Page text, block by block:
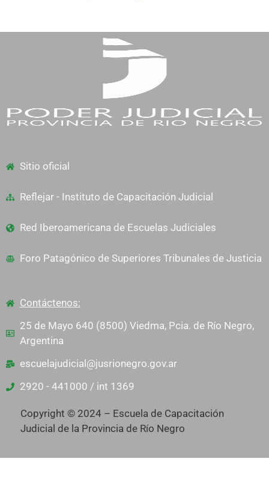
Sitio oficial
Reflejar - Instituto de Capacitación Judicial
Red Iberoamericana de Escuelas Judiciales
Foro Patagónico de Superiores Tribunales de Justicia
Contáctenos:
25 de Mayo 640 (8500) Viedma, Pcia. de Río Negro,
Argentina
escuelajudicial@jusrionegro.gov.ar
2920 - 441000 / int 1369
Copyright © 2024 – Escuela de Capacitación
Judicial de la Provincia de Río Negro